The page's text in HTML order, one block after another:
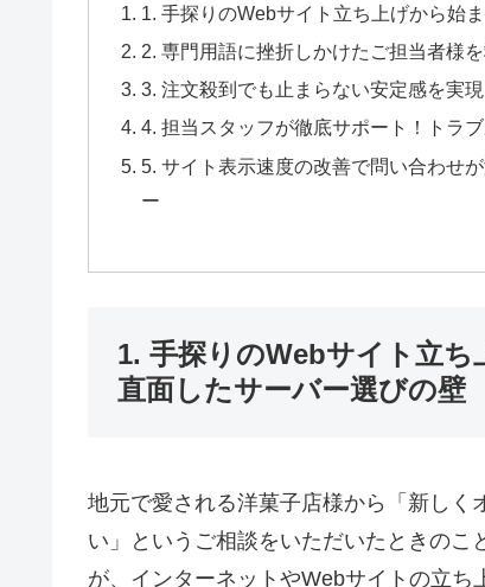
1. 手探りのWebサイト立ち上げから始
2. 専門用語に挫折しかけたご担当者様
3. 注文殺到でも止まらない安定感を実
4. 担当スタッフが徹底サポート！トラ
5. サイト表示速度の改善で問い合わせ
ー
1. 手探りのWebサイト立
直面したサーバー選びの壁
地元で愛される洋菓子店様から「新しく
い」というご相談をいただいたときの
が、インターネットやWebサイトの立ち